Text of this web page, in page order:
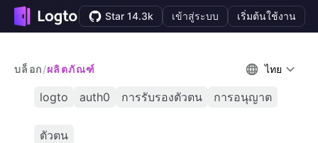
Star 14.3k เข้าสู่ระบบ เริ่มต้นใช้งาน
บล็อก/ผลิตภัณฑ์ ไทย
logto auth0 การรับรองตัวตน การอนุญาต
ตัวตน